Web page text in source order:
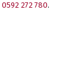
0592 272 780.